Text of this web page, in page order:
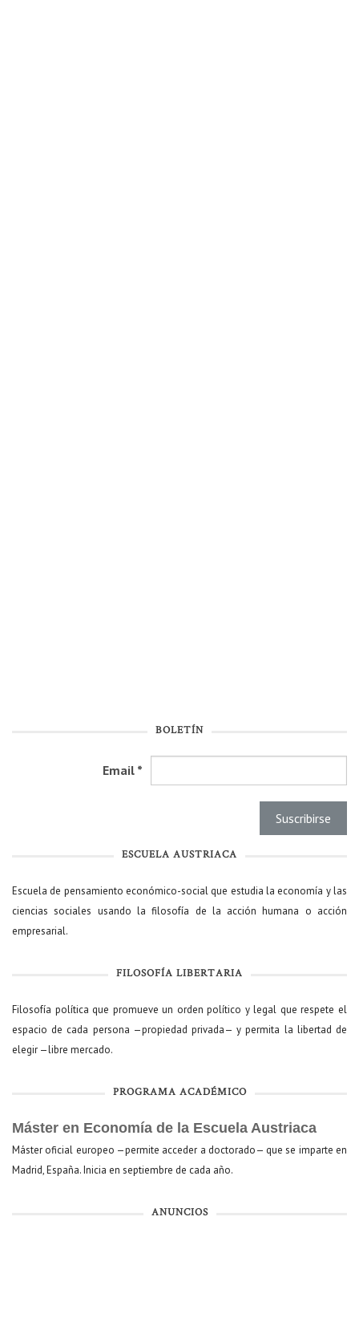
BOLETÍN
Email *
ESCUELA AUSTRIACA
Escuela de pensamiento económico-social que estudia la economía y las
ciencias sociales usando la filosofía de la acción humana o acción
empresarial.
FILOSOFÍA LIBERTARIA
Filosofía política que promueve un orden político y legal que respete el
espacio de cada persona —propiedad privada— y permita la libertad de
elegir —libre mercado.
PROGRAMA ACADÉMICO
Máster en Economía de la Escuela Austriaca
Máster oficial europeo —permite acceder a doctorado— que se imparte en
Madrid, España. Inicia en septiembre de cada año.
ANUNCIOS